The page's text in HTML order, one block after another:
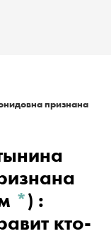
признана
*) :
кто-